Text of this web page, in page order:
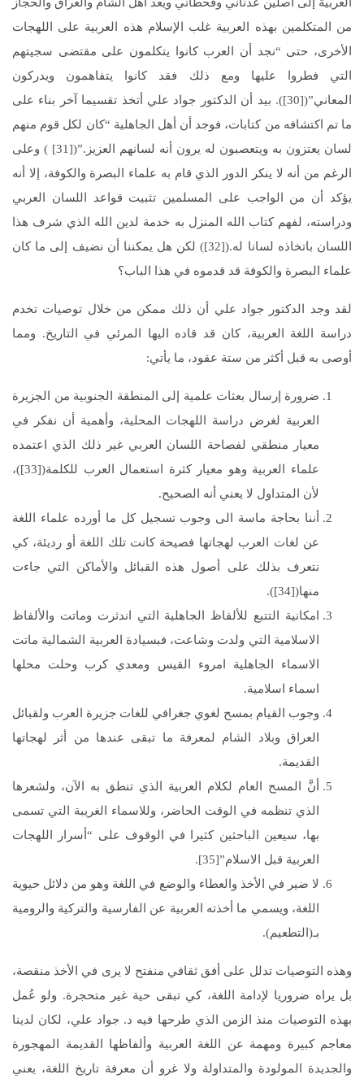
العربية إلى أصلين عدناني وقحطاني ويعد أهل الشام والعراق والحجاز
من المتكلمين بهذه العربية غلب الإسلام هذه العربية على اللهجات
الأخرى، حتى “نجد أن العرب كانوا يتكلمون على مقتضى سجيتهم
التي فطروا عليها ومع ذلك فقد كانوا يتفاهمون ويدركون
المعاني”([30]). بيد أن الدكتور جواد علي أتخذ تقسيما آخر بناء على
ما تم اكتشافه من كتابات، فوجد أن أهل الجاهلية “كان لكل قوم منهم
لسان يعتزون به ويتعصبون له يرون أنه لسانهم العزيز.”([31] ) وعلى
الرغم من أنه لا ينكر الدور الذي قام به علماء البصرة والكوفة، إلا أنه
يؤكد أن من الواجب على المسلمين تثبيت قواعد اللسان العربي
ودراسته، لفهم كتاب الله المنزل به خدمة لدين الله الذي شرف هذا
اللسان باتخاذه لسانا له.([32]) لكن هل يمكننا أن نضيف إلى ما كان
علماء البصرة والكوفة قد قدموه في هذا الباب؟
لقد وجد الدكتور جواد علي أن ذلك ممكن من خلال توصيات تخدم
دراسة اللغة العربية، كان قد قاده اليها المرئي في التاريخ. ومما
أوصى به قبل أكثر من ستة عقود، ما يأتي:
ضرورة إرسال بعثات علمية إلى المنطقة الجنوبية من الجزيرة
العربية لغرض دراسة اللهجات المحلية، وأهمية أن نفكر في
معيار منطقي لفصاحة اللسان العربي غير ذلك الذي اعتمده
علماء العربية وهو معيار كثرة استعمال العرب للكلمة([33])،
لأن المتداول لا يعني أنه الصحيح.
أننا بحاجة ماسة الى وجوب تسجيل كل ما أورده علماء اللغة
عن لغات العرب لهجاتها فصيحة كانت تلك اللغة أو رديئة، كي
نتعرف بذلك على أصول هذه القبائل والأماكن التي جاءت
منها([34]).
امكانية التتبع للألفاظ الجاهلية التي اندثرت وماتت والألفاظ
الاسلامية التي ولدت وشاعت، فبسيادة العربية الشمالية ماتت
الاسماء الجاهلية امروء القيس ومعدي كرب وحلت محلها
اسماء اسلامية.
وجوب القيام بمسح لغوي جغرافي للغات جزيرة العرب ولقبائل
العراق وبلاد الشام لمعرفة ما تبقى عندها من أثر لهجاتها
القديمة.
أنَّ المسح العام لكلام العربية الذي تنطق به الآن، ولشعرها
الذي تنظمه في الوقت الحاضر، وللاسماء الغريبة التي تسمى
بها، سيعين الباحثين كثيرا في الوقوف على “أسرار اللهجات
العربية قبل الاسلام”[35].
لا ضير في الأخذ والعطاء والوضع في اللغة وهو من دلائل حيوية
اللغة، ويسمي ما أخذته العربية عن الفارسية والتركية والرومية
بـ(التطعيم).
وهذه التوصيات تدلل على أفق ثقافي منفتح لا يرى في الأخذ منقصة،
بل يراه ضروريا لإدامة اللغة، كي تبقى حية غير متحجرة. ولو عُمل
بهذه التوصيات منذ الزمن الذي طرحها فيه د. جواد علي، لكان لدينا
معاجم كبيرة ومهمة عن اللغة العربية وألفاظها القديمة المهجورة
والجديدة المولودة والمتداولة ولا غرو أن معرفة تاريخ اللغة، يعني